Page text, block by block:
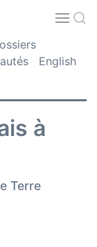
English
à
Terre